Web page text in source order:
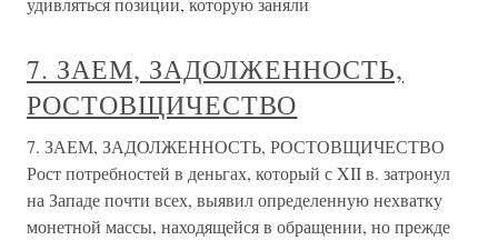
7. ЗАЕМ, ЗАДОЛЖЕННОСТЬ,
РОСТОВЩИЧЕСТВО
7. ЗАЕМ, ЗАДОЛЖЕННОСТЬ, РОСТОВЩИЧЕСТВО
Рост потребностей в деньгах, который с XII в. затронул
на Западе почти всех, выявил определенную нехватку
монетной массы, находящейся в обращении, но прежде